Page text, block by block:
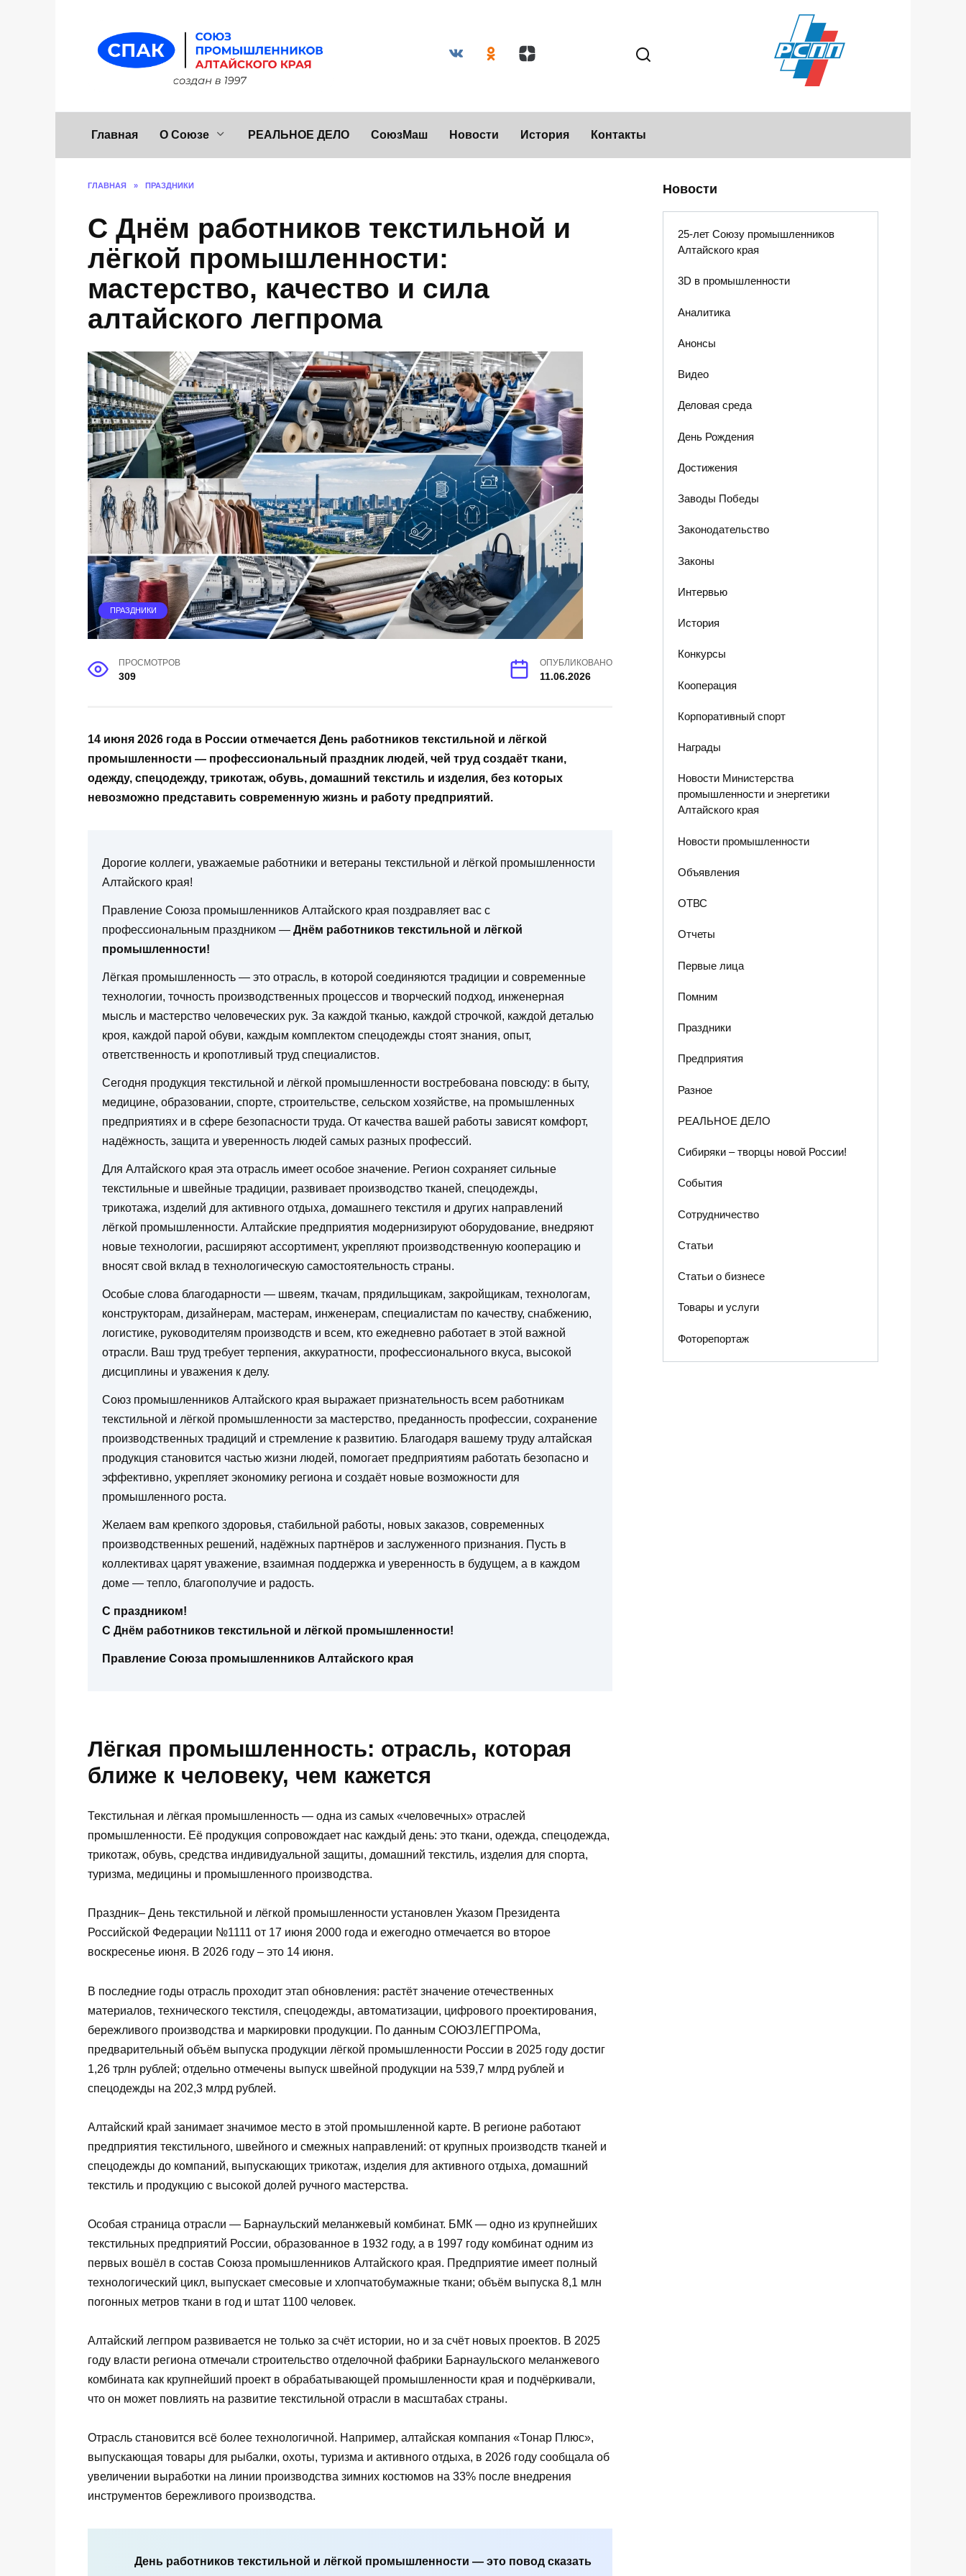
Главная О Союзе РЕАЛЬНОЕ ДЕЛО СоюзМаш Новости История Контакты
ГЛАВНАЯ » ПРАЗДНИКИ
С Днём работников текстильной и
лёгкой промышленности:
мастерство, качество и сила
алтайского легпрома
ПРАЗДНИКИ
ПРОСМОТРОВ
309
ОПУБЛИКОВАНО
11.06.2026
14 июня 2026 года в России отмечается День работников текстильной и лёгкой
промышленности — профессиональный праздник людей, чей труд создаёт ткани,
одежду, спецодежду, трикотаж, обувь, домашний текстиль и изделия, без которых
невозможно представить современную жизнь и работу предприятий.
Дорогие коллеги, уважаемые работники и ветераны текстильной и лёгкой промышленности
Алтайского края!
Правление Союза промышленников Алтайского края поздравляет вас с
профессиональным праздником — Днём работников текстильной и лёгкой
промышленности!
Лёгкая промышленность — это отрасль, в которой соединяются традиции и современные
технологии, точность производственных процессов и творческий подход, инженерная
мысль и мастерство человеческих рук. За каждой тканью, каждой строчкой, каждой деталью
кроя, каждой парой обуви, каждым комплектом спецодежды стоят знания, опыт,
ответственность и кропотливый труд специалистов.
Сегодня продукция текстильной и лёгкой промышленности востребована повсюду: в быту,
медицине, образовании, спорте, строительстве, сельском хозяйстве, на промышленных
предприятиях и в сфере безопасности труда. От качества вашей работы зависят комфорт,
надёжность, защита и уверенность людей самых разных профессий.
Для Алтайского края эта отрасль имеет особое значение. Регион сохраняет сильные
текстильные и швейные традиции, развивает производство тканей, спецодежды,
трикотажа, изделий для активного отдыха, домашнего текстиля и других направлений
лёгкой промышленности. Алтайские предприятия модернизируют оборудование, внедряют
новые технологии, расширяют ассортимент, укрепляют производственную кооперацию и
вносят свой вклад в технологическую самостоятельность страны.
Особые слова благодарности — швеям, ткачам, прядильщикам, закройщикам, технологам,
конструкторам, дизайнерам, мастерам, инженерам, специалистам по качеству, снабжению,
логистике, руководителям производств и всем, кто ежедневно работает в этой важной
отрасли. Ваш труд требует терпения, аккуратности, профессионального вкуса, высокой
дисциплины и уважения к делу.
Союз промышленников Алтайского края выражает признательность всем работникам
текстильной и лёгкой промышленности за мастерство, преданность профессии, сохранение
производственных традиций и стремление к развитию. Благодаря вашему труду алтайская
продукция становится частью жизни людей, помогает предприятиям работать безопасно и
эффективно, укрепляет экономику региона и создаёт новые возможности для
промышленного роста.
Желаем вам крепкого здоровья, стабильной работы, новых заказов, современных
производственных решений, надёжных партнёров и заслуженного признания. Пусть в
коллективах царят уважение, взаимная поддержка и уверенность в будущем, а в каждом
доме — тепло, благополучие и радость.
С праздником!
С Днём работников текстильной и лёгкой промышленности!
Правление Союза промышленников Алтайского края
Лёгкая промышленность: отрасль, которая
ближе к человеку, чем кажется
Текстильная и лёгкая промышленность — одна из самых «человечных» отраслей
промышленности. Её продукция сопровождает нас каждый день: это ткани, одежда, спецодежда,
трикотаж, обувь, средства индивидуальной защиты, домашний текстиль, изделия для спорта,
туризма, медицины и промышленного производства.
Праздник– День текстильной и лёгкой промышленности установлен Указом Президента
Российской Федерации №1111 от 17 июня 2000 года и ежегодно отмечается во второе
воскресенье июня. В 2026 году – это 14 июня.
В последние годы отрасль проходит этап обновления: растёт значение отечественных
материалов, технического текстиля, спецодежды, автоматизации, цифрового проектирования,
бережливого производства и маркировки продукции. По данным СОЮЗЛЕГПРОМа,
предварительный объём выпуска продукции лёгкой промышленности России в 2025 году достиг
1,26 трлн рублей; отдельно отмечены выпуск швейной продукции на 539,7 млрд рублей и
спецодежды на 202,3 млрд рублей.
Алтайский край занимает значимое место в этой промышленной карте. В регионе работают
предприятия текстильного, швейного и смежных направлений: от крупных производств тканей и
спецодежды до компаний, выпускающих трикотаж, изделия для активного отдыха, домашний
текстиль и продукцию с высокой долей ручного мастерства.
Особая страница отрасли — Барнаульский меланжевый комбинат. БМК — одно из крупнейших
текстильных предприятий России, образованное в 1932 году, а в 1997 году комбинат одним из
первых вошёл в состав Союза промышленников Алтайского края. Предприятие имеет полный
технологический цикл, выпускает смесовые и хлопчатобумажные ткани; объём выпуска 8,1 млн
погонных метров ткани в год и штат 1100 человек.
Алтайский легпром развивается не только за счёт истории, но и за счёт новых проектов. В 2025
году власти региона отмечали строительство отделочной фабрики Барнаульского меланжевого
комбината как крупнейший проект в обрабатывающей промышленности края и подчёркивали,
что он может повлиять на развитие текстильной отрасли в масштабах страны.
Отрасль становится всё более технологичной. Например, алтайская компания «Тонар Плюс»,
выпускающая товары для рыбалки, охоты, туризма и активного отдыха, в 2026 году сообщала об
увеличении выработки на линии производства зимних костюмов на 33% после внедрения
инструментов бережливого производства.
День работников текстильной и лёгкой промышленности — это повод сказать
Новости
25-лет Союзу промышленников
Алтайского края
3D в промышленности
Аналитика
Анонсы
Видео
Деловая среда
День Рождения
Достижения
Заводы Победы
Законодательство
Законы
Интервью
История
Конкурсы
Кооперация
Корпоративный спорт
Награды
Новости Министерства
промышленности и энергетики
Алтайского края
Новости промышленности
Объявления
ОТВС
Отчеты
Первые лица
Помним
Праздники
Предприятия
Разное
РЕАЛЬНОЕ ДЕЛО
Сибиряки – творцы новой России!
События
Сотрудничество
Статьи
Статьи о бизнесе
Товары и услуги
Фоторепортаж